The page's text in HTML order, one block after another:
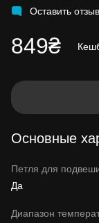
Оставить отзыв
849₴
Основные
Петля для
Да
Диапазон